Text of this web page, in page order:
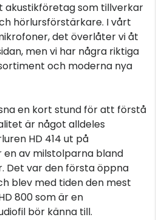
akustikföretag som tillverkar
hörlursförstärkare. I vårt
det överlåter vi åt
men vi har några riktiga
och moderna nya
en kort stund för att förstå
är något alldeles
HD 414 ut på
av milstolparna bland
Det var den första öppna
blev med tiden den mest
800 som är en
bör känna till.